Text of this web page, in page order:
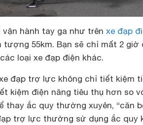
hành tay ga như trên xe đạp
tượng 55km. Bạn sẽ chỉ mất 2
loại xe đạp điện khác.
đạp trợ lực không chỉ tiết kiệm
kiệm điện năng tiêu thụ hơn so
thay ắc quy thường xuyên, “căn
trợ lực thường sử dụng ắc quy